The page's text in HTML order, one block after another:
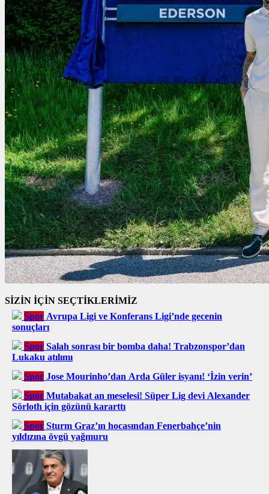
SİZİN İÇİN SEÇTİKLERİMİZ
Spor Avrupa Ligi ve Konferans Ligi’nde gecenin
sonuçları
Spor Salah sonrası bir bomba daha! Trabzonspor’dan
Lukaku atılımı
Spor Jose Mourinho’dan Arda Güler isyanı! ‘İzin verin’
Spor Mutabakat an meselesi! Süper Lig devi Alexander
Sörloth için gözünü kararttı
Spor Sturm Graz’ın hocasından Fenerbahçe’nin
yıldızına övgü yağmuru